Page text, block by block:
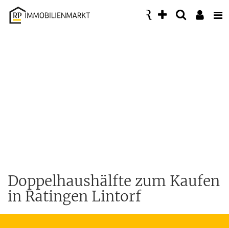
Accessibility
Modus
Doppelhaushälfte zum Kaufen
in Ratingen Lintorf